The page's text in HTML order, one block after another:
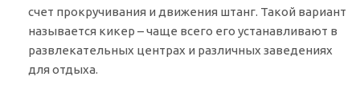
счет прокручивания и движения штанг. Такой вариант
называется кикер – чаще всего его устанавливают в
развлекательных центрах и различных заведениях
для отдыха.